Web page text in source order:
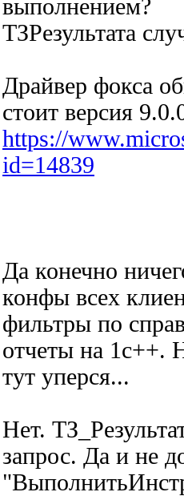
выполнением?
ТЗРезультата
Драйвер фокса
стоит версия
https://
id=14839
Да конечно
конфы всех
фильтры по
отчеты на 1с++.
тут уперся...
Нет.
запрос. Да и не